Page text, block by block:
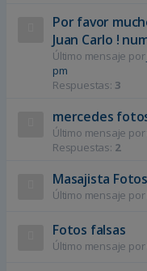
Por favor
Juan Carlo !
Último mensaje por
pm
Respuestas: 3
mercedes
Último mensaje por
Respuestas: 2
Masajista
Último mensaje por
Fotos falsas
Último mensaje por